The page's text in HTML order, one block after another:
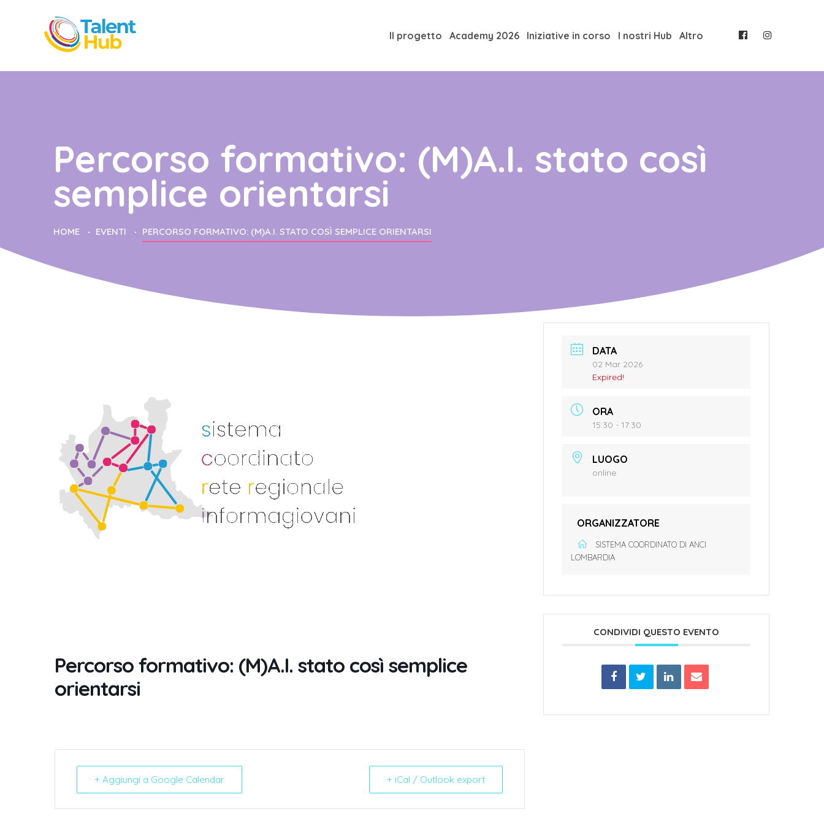
Il progetto Academy 2026 Iniziative in corso I nostri Hub Altro
Percorso formativo: (M)A.I. stato così
semplice orientarsi
HOME EVENTI PERCORSO FORMATIVO: (M)A.I. STATO COSÌ SEMPLICE ORIENTARSI
Percorso formativo: (M)A.I. stato così semplice
orientarsi
+ Aggiungi a Google Calendar + iCal / Outlook export
DATA
02 Mar 2026
Expired!
ORA
15:30 - 17:30
LUOGO
online
ORGANIZZATORE
SISTEMA COORDINATO DI ANCI
LOMBARDIA
CONDIVIDI QUESTO EVENTO